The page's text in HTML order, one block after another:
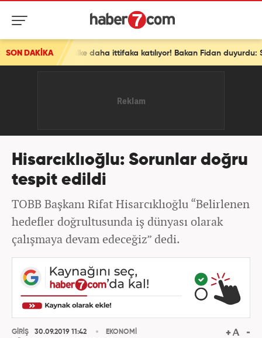
SON DAKİKA
Hisarcıklıoğlu: Sorunlar doğru
tespit edildi
TOBB Başkanı Rifat Hisarcıklıoğlu “Belirlenen
hedefler doğrultusunda iş dünyası olarak
çalışmaya devam edeceğiz” dedi.
GİRİŞ
30.09.2019 11:42
EKONOMİ